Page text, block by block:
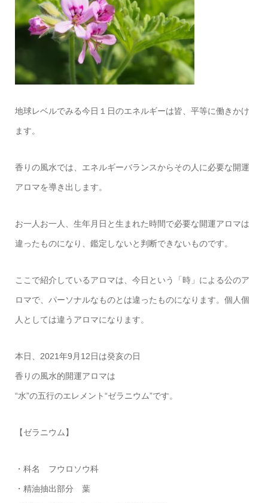
地球レベルでみる今日１日のエネルギーは皆、平等に働きかけ
ます。
香りの風水では、エネルギーバランスからその人に必要な開運
アロマを導き出します。
お一人お一人、生年月日と生まれた時間で必要な開運アロマは
違ったものになり、鑑定しないと判断できないものです。
ここで紹介しているアロマは、今日という「時」による公のア
ロマで、パーソナルなものとは違ったものになります。個人個
人としては違うアロマになります。
本日、2021年9月12日は癸亥の日
香りの風水的開運アロマは
“水”の五行のエレメント“ゼラニウム”です。
【ゼラニウム】
・科名 フウロソウ科
・精油抽出部分 葉